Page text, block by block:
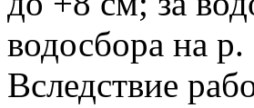
водосбора на
Вследствие